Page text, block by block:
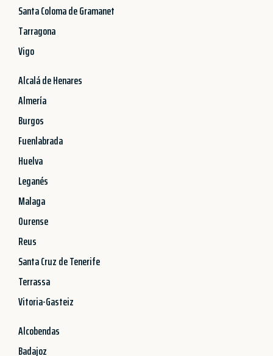
Santa Coloma de Gramanet
Tarragona
Vigo
Alcalá de Henares
Almería
Burgos
Fuenlabrada
Huelva
Leganés
Malaga
Ourense
Reus
Santa Cruz de Tenerife
Terrassa
Vitoria-Gasteiz
Alcobendas
Badajoz